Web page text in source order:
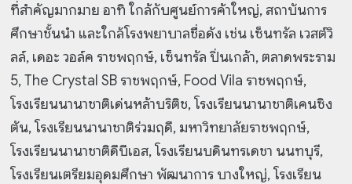
ที่สำคัญมากมาย อาทิ ใกล้กับศูนย์การค้าใหญ่, สถาบันการ
ศึกษาชั้นนำ และใกล้โรงพยาบาลชื่อดัง เช่น เซ็นทรัล เวสต์วิ
ลล์, เดอะ วอล์ค ราชพฤกษ์, เซ็นทรัล ปิ่นเกล้า, ตลาดพระราม
5, The Crystal SB ราชพฤกษ์, Food Vila ราชพฤกษ์,
โรงเรียนนานาชาติเด่นหล้าบริติช, โรงเรียนนานาชาติเคนซิง
ตัน, โรงเรียนนานาชาติร่วมฤดี, มหาวิทยาลัยราชพฤกษ์,
โรงเรียนนานาชาติดีบีเอส, โรงเรียนบดินทรเดชา นนทบุรี,
โรงเรียนเตรียมอุดมศึกษา พัฒนาการ บางใหญ่, โรงเรียน